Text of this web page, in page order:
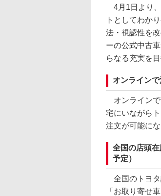
4月1日より、
トとしてわか
法・視認性を
ーの公式中古
らなる充実を
オンライン
オンラインで
宅にいながら
注文が可能にな
全国の店頭
予定）
全国のトヨタ
「お取り寄せ